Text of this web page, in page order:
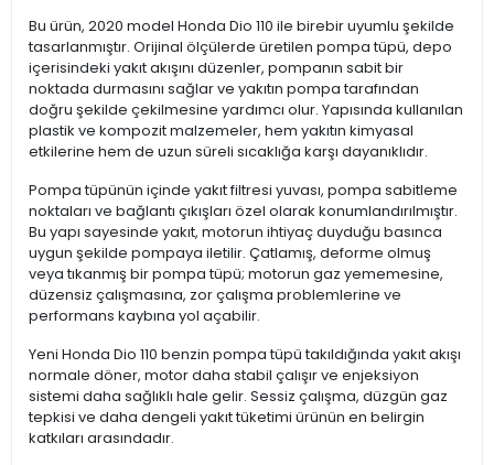
Bu ürün, 2020 model Honda Dio 110 ile birebir uyumlu şekilde
tasarlanmıştır. Orijinal ölçülerde üretilen pompa tüpü, depo
içerisindeki yakıt akışını düzenler, pompanın sabit bir
noktada durmasını sağlar ve yakıtın pompa tarafından
doğru şekilde çekilmesine yardımcı olur. Yapısında kullanılan
plastik ve kompozit malzemeler, hem yakıtın kimyasal
etkilerine hem de uzun süreli sıcaklığa karşı dayanıklıdır.
Pompa tüpünün içinde yakıt filtresi yuvası, pompa sabitleme
noktaları ve bağlantı çıkışları özel olarak konumlandırılmıştır.
Bu yapı sayesinde yakıt, motorun ihtiyaç duyduğu basınca
uygun şekilde pompaya iletilir. Çatlamış, deforme olmuş
veya tıkanmış bir pompa tüpü; motorun gaz yememesine,
düzensiz çalışmasına, zor çalışma problemlerine ve
performans kaybına yol açabilir.
Yeni Honda Dio 110 benzin pompa tüpü takıldığında yakıt akışı
normale döner, motor daha stabil çalışır ve enjeksiyon
sistemi daha sağlıklı hale gelir. Sessiz çalışma, düzgün gaz
tepkisi ve daha dengeli yakıt tüketimi ürünün en belirgin
katkıları arasındadır.